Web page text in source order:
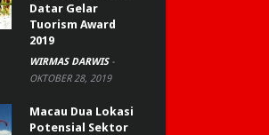
Datar Gelar
Tuorism Award
2019
WIRMAS DARWIS -
OKTOBER 28, 2019
Macau Dua Lokasi
Potensial Sektor